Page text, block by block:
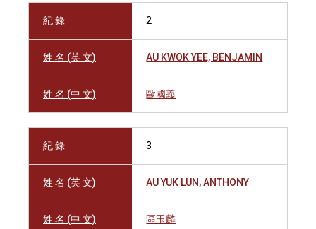
紀 錄 2
姓 名 (英 文) AU KWOK YEE, BENJAMIN
姓 名 (中 文) 歐國義
紀 錄 3
姓 名 (英 文) AU YUK LUN, ANTHONY
姓 名 (中 文) 區玉麟